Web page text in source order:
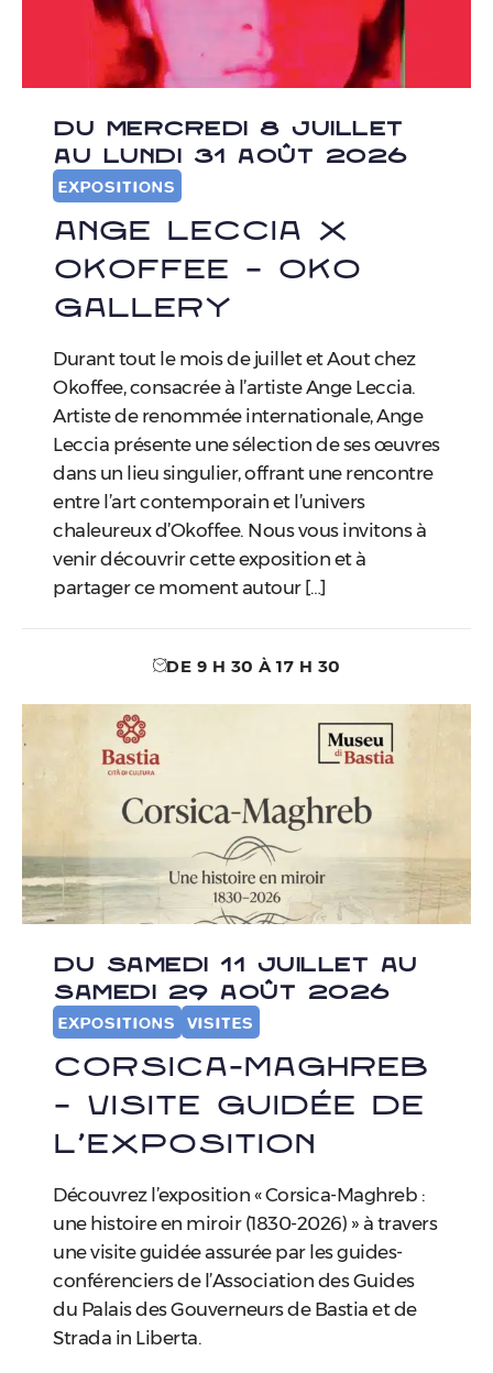
DU MERCREDI 8 JUILLET
AU LUNDI 31 AOÛT 2026
EXPOSITIONS
Ange Leccia x
Okoffee – Oko
Gallery
Durant tout le mois de juillet et Aout chez
Okoffee, consacrée à l’artiste Ange Leccia.
Artiste de renommée internationale, Ange
Leccia présente une sélection de ses œuvres
dans un lieu singulier, offrant une rencontre
entre l’art contemporain et l’univers
chaleureux d’Okoffee. Nous vous invitons à
venir découvrir cette exposition et à
partager ce moment autour […]
DE 9 H 30 À 17 H 30
DU SAMEDI 11 JUILLET AU
SAMEDI 29 AOÛT 2026
EXPOSITIONS VISITES
Corsica-Maghreb
– visite guidée de
l’exposition
Découvrez l’exposition « Corsica-Maghreb :
une histoire en miroir (1830-2026) » à travers
une visite guidée assurée par les guides-
conférenciers de l’Association des Guides
du Palais des Gouverneurs de Bastia et de
Strada in Liberta.